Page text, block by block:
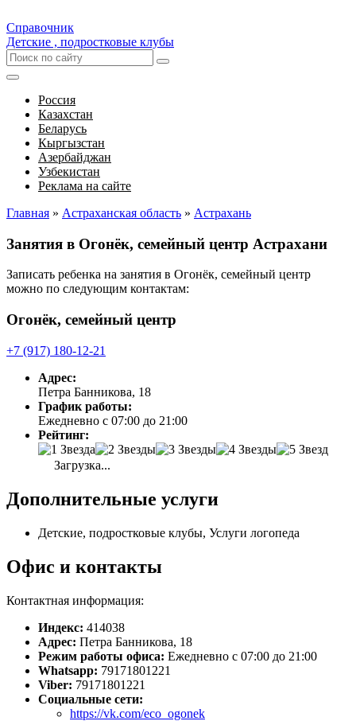
Справочник
Детские , подростковые клубы
Россия
Казахстан
Беларусь
Кыргызстан
Азербайджан
Узбекистан
Реклама на сайте
Главная » Астраханская область » Астрахань
Занятия в Огонёк, семейный центр Астрахани
Записать ребенка на занятия в Огонёк, семейный центр
можно по следующим контактам:
Огонёк, семейный центр
+7 (917) 180-12-21
Адрес:
Петра Банникова, 18
График работы:
Ежедневно с 07:00 до 21:00
Рейтинг:
Загрузка...
Дополнительные услуги
Детские, подростковые клубы, Услуги логопеда
Офис и контакты
Контактная информация:
Индекс: 414038
Адрес: Петра Банникова, 18
Режим работы офиса: Ежедневно с 07:00 до 21:00
Whatsapp: 79171801221
Viber: 79171801221
Социальные сети:
https://vk.com/eco_ogonek